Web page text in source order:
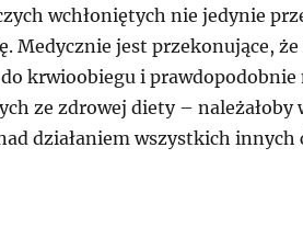
wchłoniętych nie jedynie
Medycznie jest przekonujące, że
krwioobiegu i prawdopodobnie
ze zdrowej diety – należałoby
działaniem wszystkich